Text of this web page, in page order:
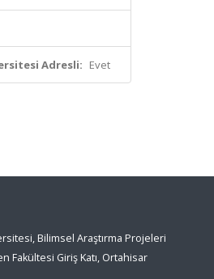
Adresli: Evet
Bilimsel Araştırma Projeleri
Fakültesi Giriş Katı, Ortahisar